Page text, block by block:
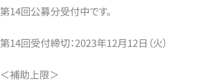
第14回公募分受付中です。
第14回受付締切：2023年12月12日（火）
＜補助上限＞